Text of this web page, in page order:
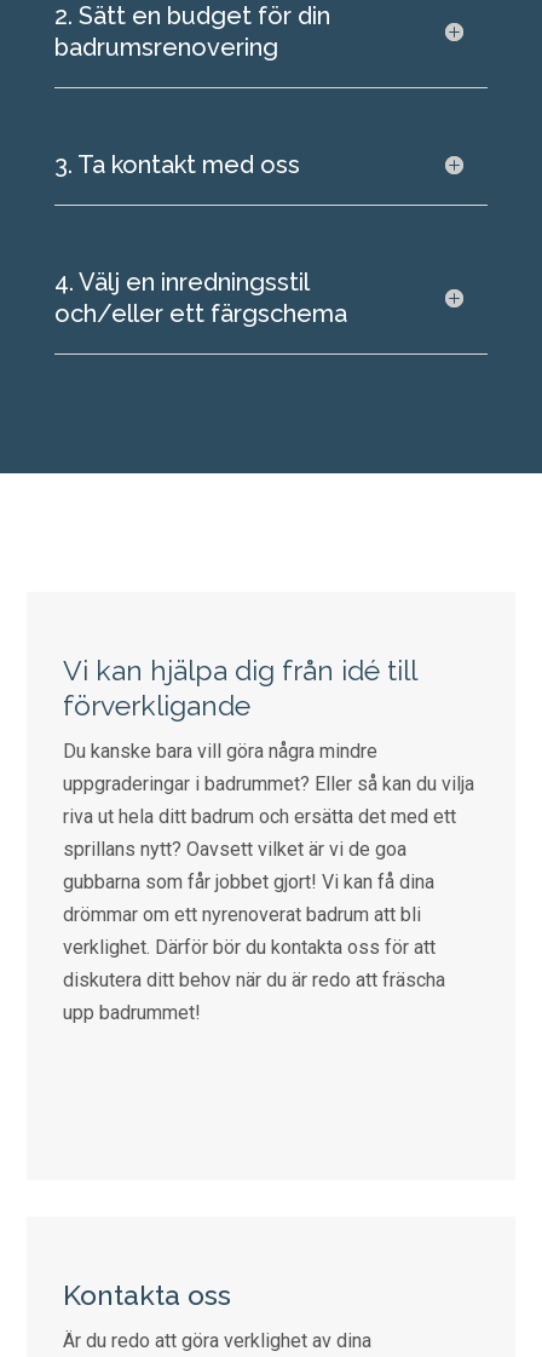
2. Sätt en budget för din
badrumsrenovering
3. Ta kontakt med oss
4. Välj en inredningsstil
och/eller ett färgschema
Vi kan hjälpa dig från idé till
förverkligande
Du kanske bara vill göra några mindre
uppgraderingar i badrummet? Eller så kan du vilja
riva ut hela ditt badrum och ersätta det med ett
sprillans nytt? Oavsett vilket är vi de goa
gubbarna som får jobbet gjort! Vi kan få dina
drömmar om ett nyrenoverat badrum att bli
verklighet. Därför bör du kontakta oss för att
diskutera ditt behov när du är redo att fräscha
upp badrummet!
Kontakta oss
Är du redo att göra verklighet av dina